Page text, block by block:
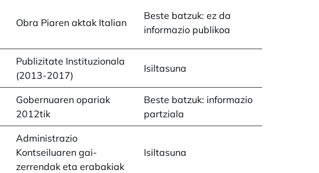
Obra Piaren aktak Italian
Beste batzuk: ez da
informazio publikoa
Publizitate Instituzionala
(2013-2017)
Isiltasuna
Gobernuaren opariak
2012tik
Beste batzuk: informazio
partziala
Administrazio
Kontseiluaren gai-
zerrendak eta erabakiak
Isiltasuna